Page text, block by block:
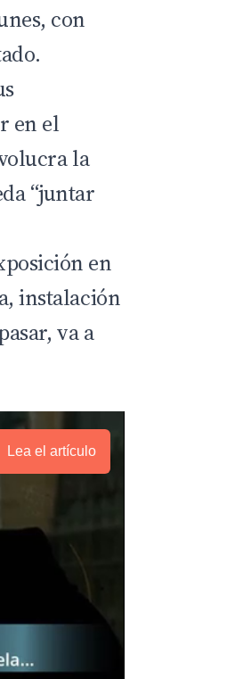
con
.
en el
la
“juntar
en
instalación
va a
Lea el artículo